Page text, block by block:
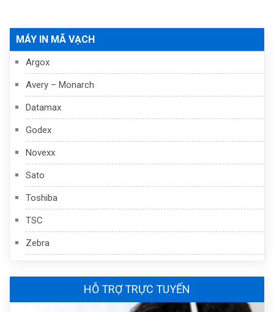
MÁY IN MÃ VẠCH
Argox
Avery – Monarch
Datamax
Godex
Novexx
Sato
Toshiba
TSC
Zebra
HỖ TRỢ TRỰC TUYẾN